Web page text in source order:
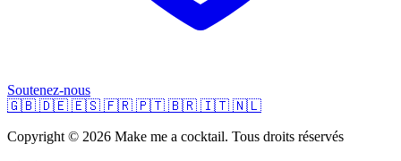
Soutenez-nous
🇬🇧 🇩🇪 🇪🇸 🇫🇷 🇵🇹 🇧🇷 🇮🇹 🇳🇱
Copyright © 2026 Make me a cocktail. Tous droits réservés